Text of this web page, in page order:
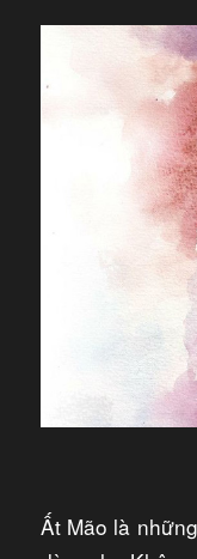
Ất Mão là